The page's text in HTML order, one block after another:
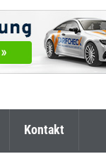
Kontakt